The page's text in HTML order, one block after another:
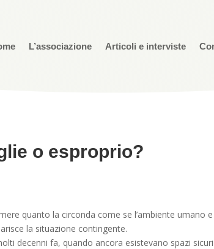
L’associazione Articoli e interviste
o esproprio?
quanto la circonda come se l’ambiente
la situazione contingente.
decenni fa, quando ancora esistevano spazi